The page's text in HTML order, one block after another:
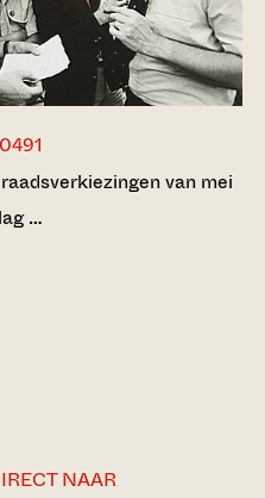
van mei
…
NAAR